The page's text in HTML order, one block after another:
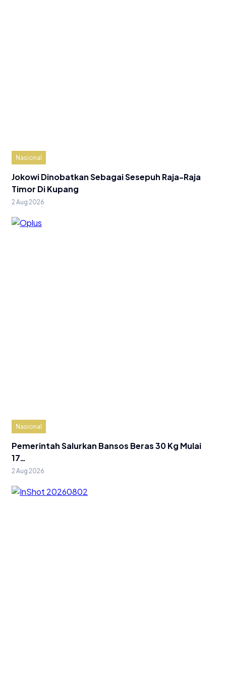
Nasional
Jokowi Dinobatkan Sebagai Sesepuh Raja-Raja
Timor Di Kupang
2 Aug 2026
Nasional
Pemerintah Salurkan Bansos Beras 30 Kg Mulai
17…
2 Aug 2026